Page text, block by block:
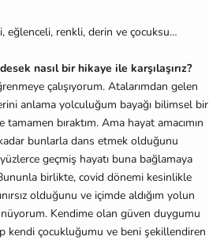
eğlenceli, renkli, derin ve çocuksu…
nasıl bir hikaye ile karşılaşırız?
çalışıyorum. Atalarımdan gelen
anlama yolculuğum bayağı bilimsel bir
bıraktım. Ama hayat amacımın
bunlarla dans etmek olduğunu
geçmiş hayatı buna bağlamaya
birlikte, covid dönemi kesinlikle
olduğunu ve içimde aldığım yolun
Kendime olan güven duygumu
kendi çocukluğumu ve beni şekillendiren